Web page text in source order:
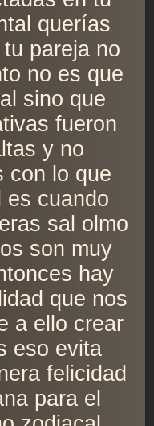
querías
pareja no
no es que
sino que
fueron
y no
con lo que
es cuando
sal olmo
son muy
hay
que nos
a ello crear
eso evita
felicidad
para el